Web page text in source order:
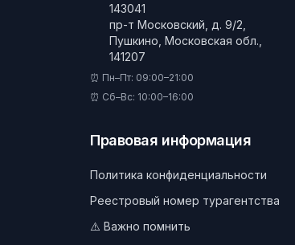
143041
пр-т Московский, д. 9/2,
Пушкино, Московская обл.,
141207
⏰ Пн–Пт: 09:00–21:00
⏰ Сб–Вс: 10:00–16:00
Правовая информация
Политика конфиденциальности
Реестровый номер турагентства
⚠️ Важно помнить